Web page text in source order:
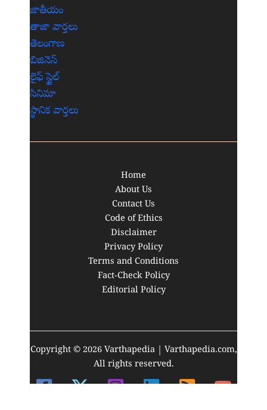
జాతీయం
తాజా వార్తలు
తెలంగాణ
బిజినెస్
లైఫ్ స్టైల్
సినిమా
స్థానిక వార్తలు
Home
About Us
Contact Us
Code of Ethics
Disclaimer
Privacy Policy
Terms and Conditions
Fact-Check Policy
Editorial Policy
Copyright © 2026 Varthapedia | Varthapedia.com,
All rights reserved.